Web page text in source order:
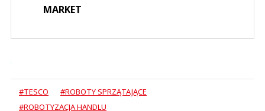
MARKET
#TESCO
#ROBOTY SPRZĄTAJĄCE
#ROBOTYZACJA HANDLU